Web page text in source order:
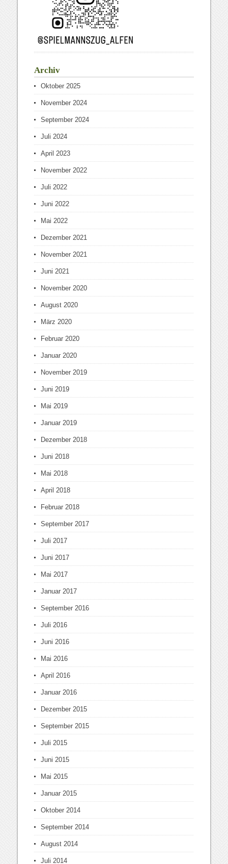
Archiv
Oktober 2025
November 2024
September 2024
Juli 2024
April 2023
November 2022
Juli 2022
Juni 2022
Mai 2022
Dezember 2021
November 2021
Juni 2021
November 2020
August 2020
März 2020
Februar 2020
Januar 2020
November 2019
Juni 2019
Mai 2019
Januar 2019
Dezember 2018
Juni 2018
Mai 2018
April 2018
Februar 2018
September 2017
Juli 2017
Juni 2017
Mai 2017
Januar 2017
September 2016
Juli 2016
Juni 2016
Mai 2016
April 2016
Januar 2016
Dezember 2015
September 2015
Juli 2015
Juni 2015
Mai 2015
Januar 2015
Oktober 2014
September 2014
August 2014
Juli 2014